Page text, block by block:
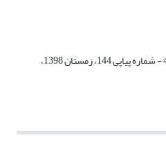
دوره 14، شماره 4 - شماره پیاپی 144، زمستان 1398،